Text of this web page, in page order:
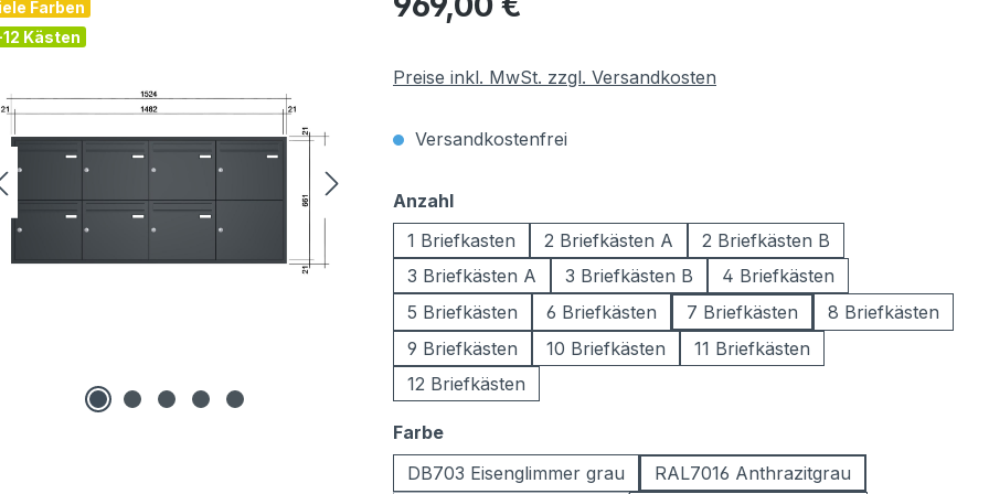
Farben
12 Kästen
Preise inkl. MwSt. zzgl. Versandkosten
Versandkostenfrei
Anzahlauswählen
1 Briefkasten
2 Briefkästen A
2 Briefkästen B
3 Briefkästen A
3 Briefkästen B
4 Briefkästen
5 Briefkästen
6 Briefkästen 7 Briefkästen
8 Briefkästen
9 Briefkästen
10 Briefkästen
11 Briefkästen
12 Briefkästen
Farbeauswählen
DB703 Eisenglimmer grau
RAL7016 Anthrazitgrau